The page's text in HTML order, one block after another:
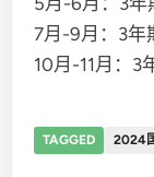
7月-9月：3年
10月-11月：3
TAGGED 2024